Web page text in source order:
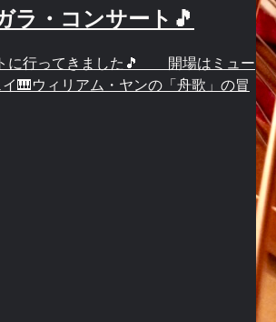
ラ・コンサート🎵
トに行ってきました🎵 開場はミュー
🎹ウィリアム・ヤンの「舟歌」の冒